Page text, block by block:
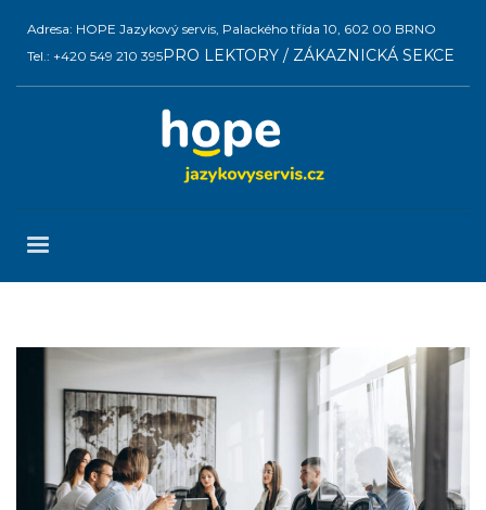
Adresa: HOPE Jazykový servis, Palackého třída 10, 602 00 BRNO
Tel.: +420 549 210 395PRO LEKTORY / ZÁKAZNICKÁ SEKCE